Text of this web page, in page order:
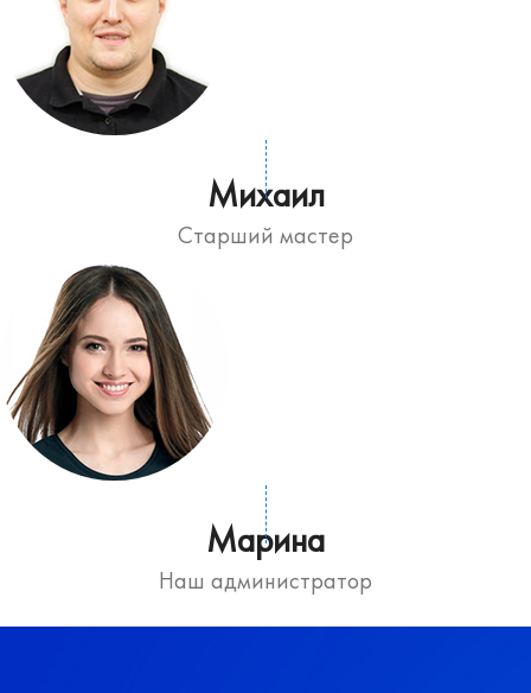
Михаил
Старший мастер
Марина
Наш администратор